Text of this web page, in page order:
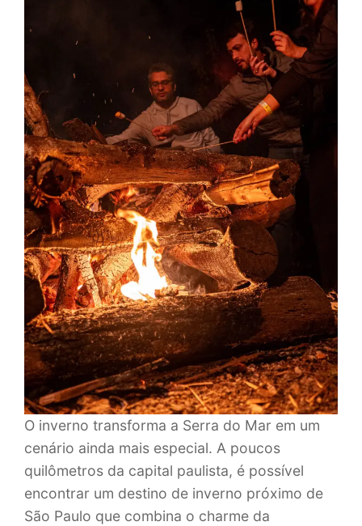
O inverno transforma a Serra do Mar em um
cenário ainda mais especial. A poucos
quilômetros da capital paulista, é possível
encontrar um destino de inverno próximo de
São Paulo que combina o charme da